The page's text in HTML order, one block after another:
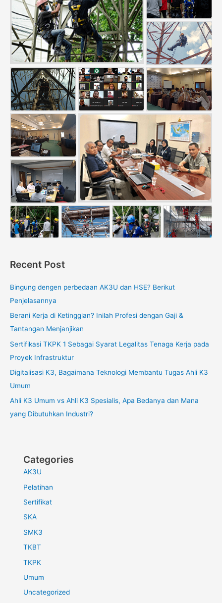
Recent Post
Bingung dengen perbedaan AK3U dan HSE? Berikut
Penjelasannya
Berani Kerja di Ketinggian? Inilah Profesi dengan Gaji &
Tantangan Menjanjikan
Sertifikasi TKPK 1 Sebagai Syarat Legalitas Tenaga Kerja pada
Proyek Infrastruktur
Digitalisasi K3, Bagaimana Teknologi Membantu Tugas Ahli K3
Umum
Ahli K3 Umum vs Ahli K3 Spesialis, Apa Bedanya dan Mana
yang Dibutuhkan Industri?
Categories
AK3U
Pelatihan
Sertifikat
SKA
SMK3
TKBT
TKPK
Umum
Uncategorized